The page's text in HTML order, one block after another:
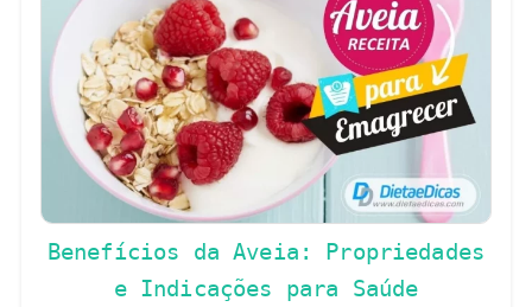
Benefícios da Aveia: Propriedades
e Indicações para Saúde